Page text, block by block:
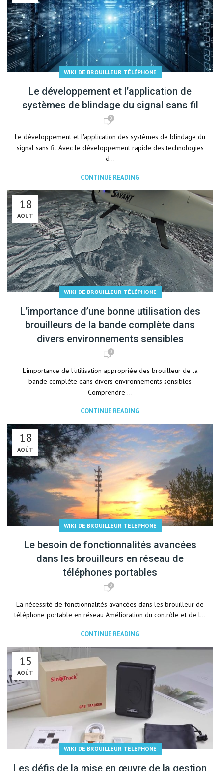
WIKI DE BROUILLEUR TÉLÉPHONE
Le développement et l’application de
systèmes de blindage du signal sans fil
0
Le développement et l'application des systèmes de blindage du
signal sans fil Avec le développement rapide des technologies
d...
CONTINUE READING
18
AOÛT
WIKI DE BROUILLEUR TÉLÉPHONE
L’importance d’une bonne utilisation des
brouilleurs de la bande complète dans
divers environnements sensibles
0
L'importance de l'utilisation appropriée des brouilleur de la
bande complète dans divers environnements sensibles
Comprendre ...
CONTINUE READING
18
AOÛT
WIKI DE BROUILLEUR TÉLÉPHONE
Le besoin de fonctionnalités avancées
dans les brouilleurs en réseau de
téléphones portables
0
La nécessité de fonctionnalités avancées dans les brouilleur de
téléphone portable en réseau Amélioration du contrôle et de l...
CONTINUE READING
15
AOÛT
WIKI DE BROUILLEUR TÉLÉPHONE
Les défis de la mise en œuvre de la gestion